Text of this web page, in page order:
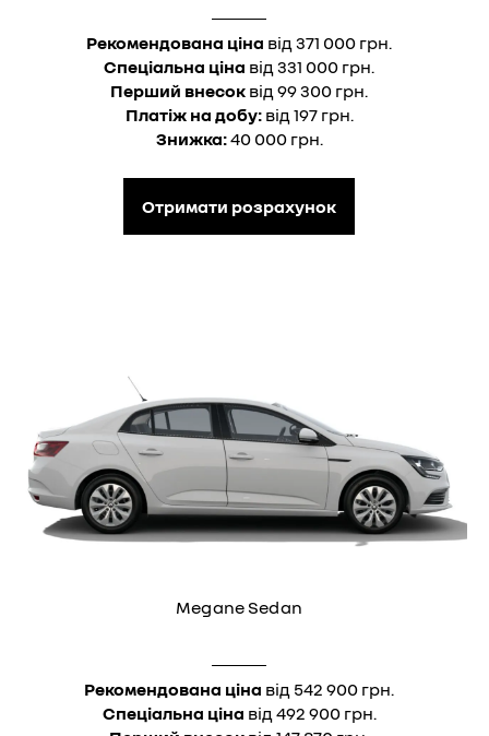
Рекомендована ціна від 371 000 грн.
Спеціальна ціна від 331 000 грн.
Перший внесок від 99 300 грн.
Платіж на добу:від 197 грн.
Знижка:40 000 грн.
Отримати розрахунок
Megane Sedan
Рекомендована ціна від 542 900 грн.
Спеціальна ціна від 492 900 грн.